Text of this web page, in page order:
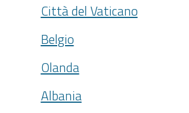
Città del Vaticano
Belgio
Olanda
Albania